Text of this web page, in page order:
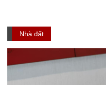
Nhà đất